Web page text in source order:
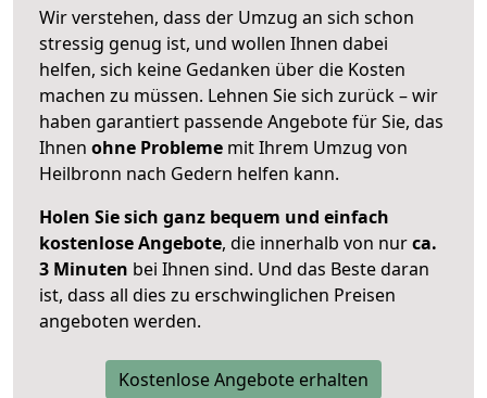
Wir verstehen, dass der Umzug an sich schon
stressig genug ist, und wollen Ihnen dabei
helfen, sich keine Gedanken über die Kosten
machen zu müssen. Lehnen Sie sich zurück – wir
haben garantiert passende Angebote für Sie, das
Ihnen ohne Probleme mit Ihrem Umzug von
Heilbronn nach Gedern helfen kann.
Holen Sie sich ganz bequem und einfach
kostenlose Angebote, die innerhalb von nurca.
3 Minuten bei Ihnen sind. Und das Beste daran
ist, dass all dies zu erschwinglichen Preisen
angeboten werden.
Kostenlose Angebote erhalten